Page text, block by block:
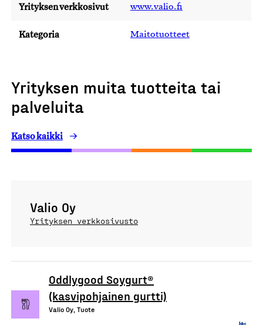
Yrityksen verkkosivut www.valio.fi
Kategoria Maitotuotteet
Yrityksen muita tuotteita tai
palveluita
Katso kaikki
Valio Oy
Yrityksen verkkosivusto
Oddlygood Soygurt®
(kasvipohjainen gurtti)
Valio Oy, Tuote